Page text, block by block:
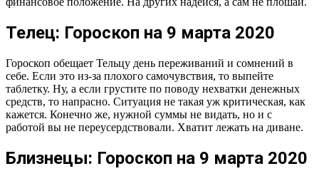
Телец: Гороскоп на 9 марта 2020
Гороскоп обещает Тельцу день переживаний и сомнений в
себе. Если это из-за плохого самочувствия, то выпейте
таблетку. Ну, а если грустите по поводу нехватки денежных
средств, то напрасно. Ситуация не такая уж критическая, как
кажется. Конечно же, нужной суммы не видать, но и с
работой вы не переусердствовали. Хватит лежать на диване.
Близнецы: Гороскоп на 9 марта 2020